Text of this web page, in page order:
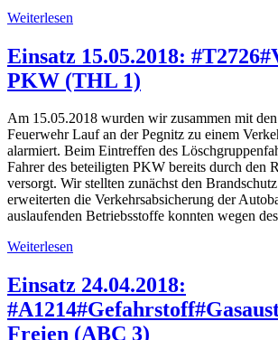
Weiterlesen
Einsatz 15.05.2018:
PKW (THL 1)
Am 15.05.2018 wurden wir zusammen mit
Feuerwehr Lauf an der Pegnitz zu einem
alarmiert. Beim Eintreffen des
Fahrer des beteiligten PKW bereits durch den
versorgt. Wir stellten zunächst den
erweiterten die Verkehrsabsicherung der
auslaufenden Betriebsstoffe konnten wegen
Weiterlesen
Einsatz 24.04.2018:
Freien (ABC 3)